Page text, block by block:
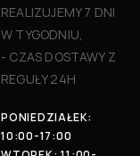
REALIZUJEMY 7 DNI
W TYGODNIU,
- CZAS DOSTAWY Z
REGUŁY 24H
PONIEDZIAŁEK:
10:00-17:00